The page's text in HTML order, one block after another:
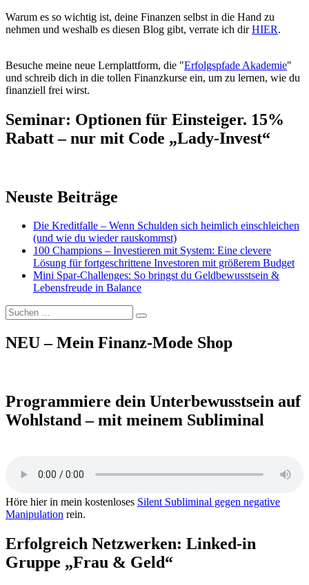
Warum es so wichtig ist, deine Finanzen selbst in die Hand zu
nehmen und weshalb es diesen Blog gibt, verrate ich dirHIER.
Besuche meine neue Lernplattform, die "Erfolgspfade Akademie"
und schreib dich in die tollen Finanzkurse ein, um zu lernen, wie du
finanziell frei wirst.
Seminar: Optionen für Einsteiger. 15%
Rabatt – nur mit Code „Lady-Invest“
Neuste Beiträge
Die Kreditfalle – Wenn Schulden sich heimlich einschleichen
(und wie du wieder rauskommst)
100 Champions – Investieren mit System: Eine clevere
Lösung für fortgeschrittene Investoren mit größerem Budget
Mini Spar-Challenges: So bringst du Geldbewusstsein &
Lebensfreude in Balance
Suchen
nach:
Suchen
NEU – Mein Finanz-Mode Shop
Programmiere dein Unterbewusstsein auf
Wohlstand – mit meinem Subliminal
Höre hier in mein kostenloses Silent Subliminal gegen negative
Manipulation rein.
Erfolgreich Netzwerken: Linked-in
Gruppe „Frau & Geld“